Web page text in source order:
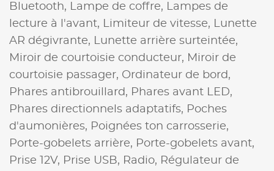
Bluetooth,
Lampe de coffre,
Lampes de
lecture à l'avant,
Limiteur de vitesse,
Lunette
AR dégivrante,
Lunette arrière surteintée,
Miroir de courtoisie conducteur, Miroir de
courtoisie passager, Ordinateur de bord,
Phares antibrouillard, Phares avant LED,
Phares directionnels adaptatifs, Poches
d'aumonières, Poignées ton carrosserie,
Porte-gobelets arrière, Porte-gobelets avant,
Prise 12V, Prise USB, Radio, Régulateur de